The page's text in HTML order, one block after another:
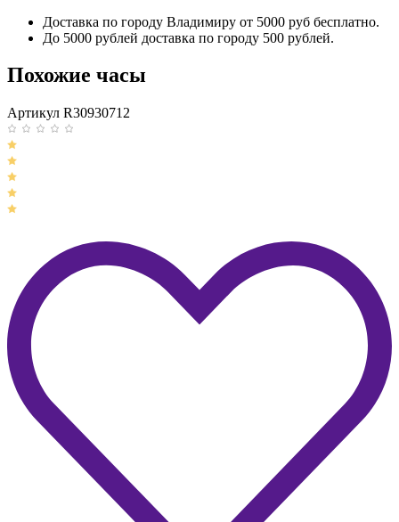
Доставка по городу Владимиру от 5000 руб бесплатно.
До 5000 рублей доставка по городу 500 рублей.
Похожие часы
Артикул R30930712